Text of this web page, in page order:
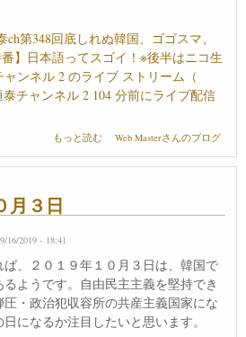
第348回底しれぬ韓国、ゴゴスマ、
】日本語ってスゴイ！※後半はニコ生
ンネル 2 のライブ ストリーム（
チャンネル 2 104 分前にライブ配信
日本語の面白さ について
もっと読む Web Masterさんのブログ
月３日
16/2019 - 18:41
、２０１９年１０月３日は、韓国で
ようです。自由民主主義を堅持でき
・政治犯収容所の共産主義国家にな
になるか注目したいと思います。